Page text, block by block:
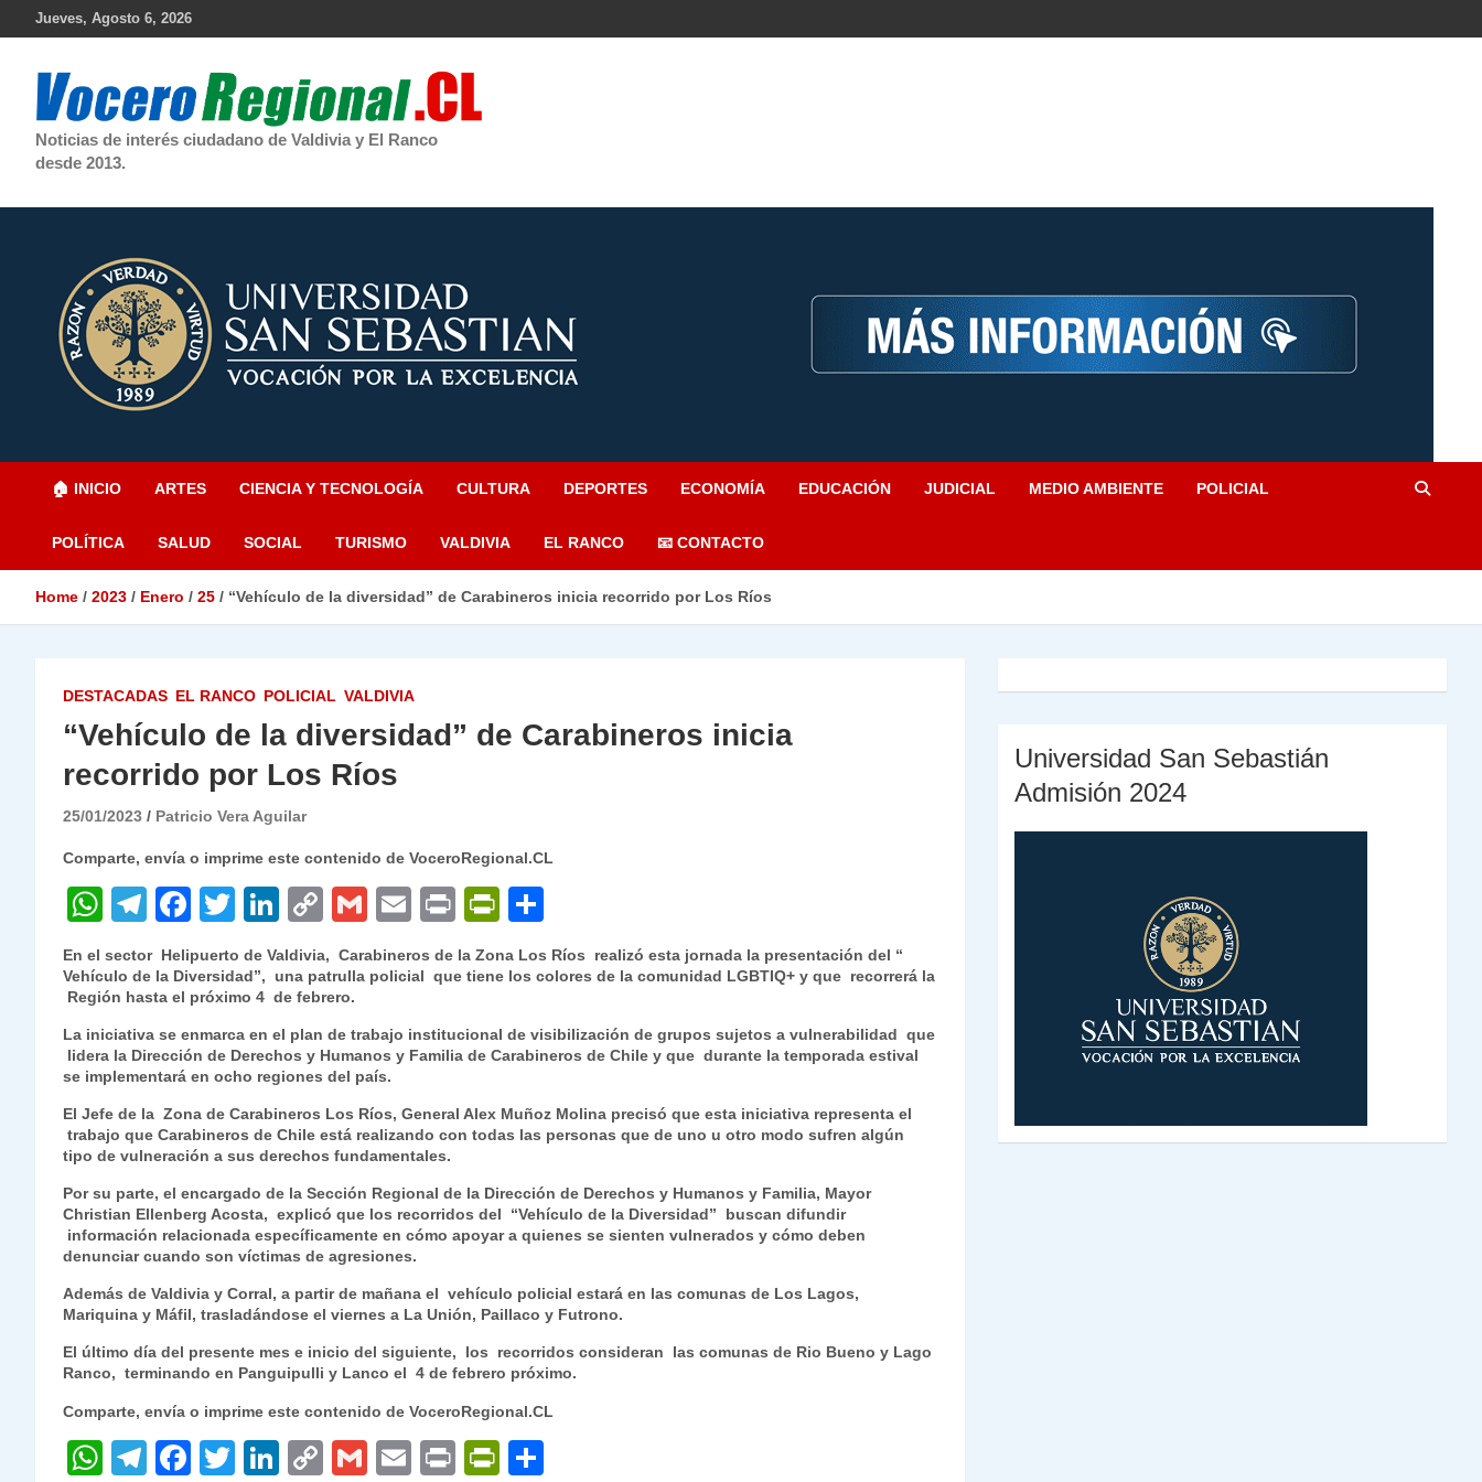
Jueves, Agosto 6, 2026
Noticias de interés ciudadano de Valdivia y El Ranco
desde 2013.
🏠 INICIO ARTES CIENCIA Y TECNOLOGÍA CULTURA DEPORTES ECONOMÍA EDUCACIÓN JUDICIAL MEDIO AMBIENTE POLICIAL
POLÍTICA SALUD SOCIAL TURISMO VALDIVIA EL RANCO 📧 CONTACTO
Home 2023 Enero 25 “Vehículo de la diversidad” de Carabineros inicia recorrido por Los Ríos
DESTACADAS EL RANCO POLICIAL VALDIVIA
“Vehículo de la diversidad” de Carabineros inicia
recorrido por Los Ríos
25/01/2023 Patricio Vera Aguilar
Comparte, envía o imprime este contenido de VoceroRegional.CL
W
at
s
A
p
p
T
el
e
gr
a
m
F
c
e
b
o
o
k
T
w
itt
er
Li
n
k
e
dI
n
C
o
p
y
Li
n
k
G
m
ai
E
m
ai
P
ri
nt
P
ri
nt
ie
dl
y
o
m
ar
En el sector Helipuerto de Valdivia, Carabineros de la Zona Los Ríos realizó esta jornada la presentación del “
Vehículo de la Diversidad”, una patrulla policial que tiene los colores de la comunidad LGBTIQ+ y que recorrerá la
Región hasta el próximo 4 de febrero.
La iniciativa se enmarca en el plan de trabajo institucional de visibilización de grupos sujetos a vulnerabilidad que
lidera la Dirección de Derechos y Humanos y Familia de Carabineros de Chile y que durante la temporada estival
se implementará en ocho regiones del país.
El Jefe de la Zona de Carabineros Los Ríos, General Alex Muñoz Molina precisó que esta iniciativa representa el
trabajo que Carabineros de Chile está realizando con todas las personas que de uno u otro modo sufren algún
tipo de vulneración a sus derechos fundamentales.
Por su parte, el encargado de la Sección Regional de la Dirección de Derechos y Humanos y Familia, Mayor
Christian Ellenberg Acosta, explicó que los recorridos del “Vehículo de la Diversidad” buscan difundir
información relacionada específicamente en cómo apoyar a quienes se sienten vulnerados y cómo deben
denunciar cuando son víctimas de agresiones.
Además de Valdivia y Corral, a partir de mañana el vehículo policial estará en las comunas de Los Lagos,
Mariquina y Máfil, trasladándose el viernes a La Unión, Paillaco y Futrono.
El último día del presente mes e inicio del siguiente, los recorridos consideran las comunas de Rio Bueno y Lago
Ranco, terminando en Panguipulli y Lanco el 4 de febrero próximo.
Comparte, envía o imprime este contenido de VoceroRegional.CL
W
T
F
T
Li
C
G
E
P
P
Universidad San Sebastián
Admisión 2024